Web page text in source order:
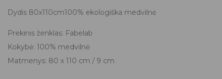
Dydis 80x110cm100% ekologiška medvilnė
Prekinis ženklas: Fabelab
Kokybė: 100% medvilnė
Matmenys: 80 x 110 cm / 9 cm